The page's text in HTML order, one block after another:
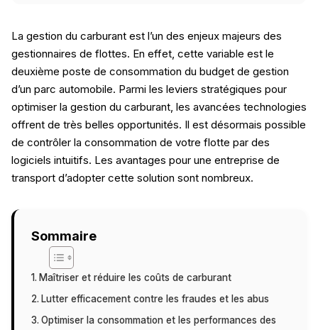
La gestion du carburant est l’un des enjeux majeurs des
gestionnaires de flottes. En effet, cette variable est le
deuxième poste de consommation du budget de gestion
d’un parc automobile. Parmi les leviers stratégiques pour
optimiser la gestion du carburant, les avancées technologies
offrent de très belles opportunités. Il est désormais possible
de contrôler la consommation de votre flotte par des
logiciels intuitifs. Les avantages pour une entreprise de
transport d’adopter cette solution sont nombreux.
Sommaire
Maîtriser et réduire les coûts de carburant
Lutter efficacement contre les fraudes et les abus
Optimiser la consommation et les performances des